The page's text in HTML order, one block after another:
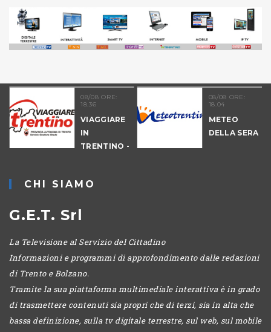
08/08 ORE:
18.36
VIAGGIARE
IN
TRENTINO -
08/08 ORE:
18.04
METEO
DELLA SERA
CHI SIAMO
G.E.T. Srl
La Televisione al Servizio del Cittadino
Informazioni e programmi di approfondimento dalle redazioni
di Trento e Bolzano.
Tramite la sua piattaforma multimediale interattiva è in grado
di trasmettere contenuti sia propri che di terzi, sia in alta che
bassa definizione, sulla tv digitale terrestre, sul web, sul mobile